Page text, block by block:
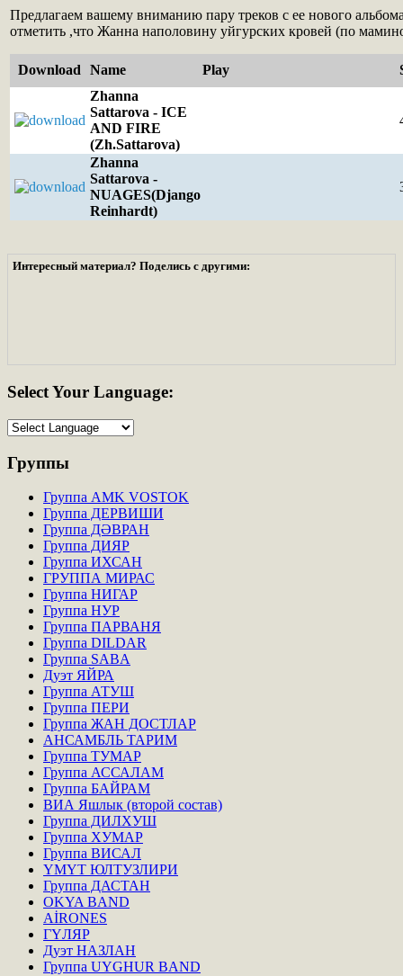
Предлагаем вашему вниманию пару треков с ее нового
отметить ,что Жанна наполовину уйгурских кровей (по
Download Name Play
Zhanna
Sattarova - ICE
AND FIRE
(Zh.Sattarova)
Zhanna
Sattarova -
NUAGES(Django
Reinhardt)
Интересный материал? Поделись с другими:
SelectYour Language:
Группы
Группа AMK VOSTOK
Группа ДЕРВИШИ
Группа ДӘВРАН
Группа ДИЯР
Группа ИХСАН
ГРУППА МИРАС
Группа НИГАР
Группа НУР
Группа ПАРВАНЯ
Группа DILDAR
Группа SABA
Дуэт ЯЙРА
Группа АТУШ
Группа ПЕРИ
Группа ЖАН ДОСТЛАР
АНСАМБЛЬ ТАРИМ
Группа ТУМАР
Группа АССАЛАМ
Группа БАЙРАМ
ВИА Яшлык (второй состав)
Группа ДИЛХУШ
Группа ХУМАР
Группа ВИСАЛ
ҮМҮТ ЮЛТУЗЛИРИ
Группа ДАСТАН
OKYA BAND
AİRONES
ГҮЛЯР
Дуэт НАЗЛАН
Группа UYGHUR BAND